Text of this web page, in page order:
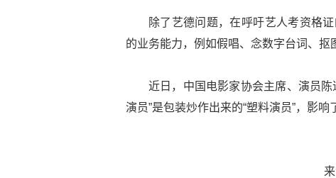
除了艺德问题，在呼吁艺人考资格
的业务能力，例如假唱、念数字台词、抠
近日，中国电影家协会主席、演员
演员”是包装炒作出来的“塑料演员”，影